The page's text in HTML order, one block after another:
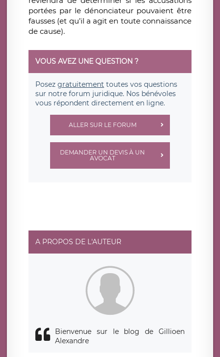
portées par le dénonciateur pouvaient être
fausses (et qu’il a agit en toute connaissance
de cause).
VOUS AVEZ UNE QUESTION ?
Posez gratuitement toutes vos questions
sur notre forum juridique. Nos bénévoles
vous répondent directement en ligne.
ALLER SUR LE FORUM
DEMANDER UN DEVIS À UN
AVOCAT
A PROPOS DE L'AUTEUR
Bienvenue sur le blog de Gillioen
Alexandre